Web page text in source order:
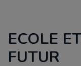
ECOLE
FUTUR